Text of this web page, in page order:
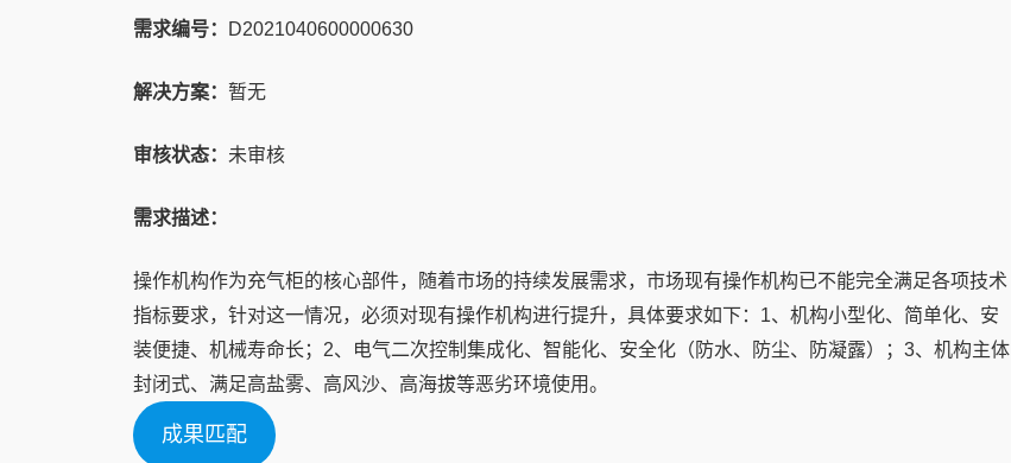
需求编号： D2021040600000630
解决方案： 暂无
审核状态： 未审核
需求描述：
操作机构作为充气柜的核心部件，随着市场的持续发展需求，市场现有操作机构已不能完全满足各项技术
指标要求，针对这一情况，必须对现有操作机构进行提升，具体要求如下：1、机构小型化、简单化、安
装便捷、机械寿命长；2、电气二次控制集成化、智能化、安全化（防水、防尘、防凝露）；3、机构主体
封闭式、满足高盐雾、高风沙、高海拔等恶劣环境使用。
成果匹配